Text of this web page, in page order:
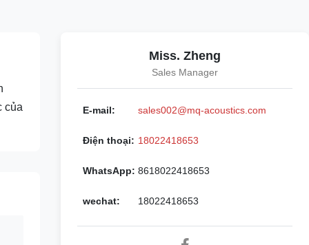
của
Miss. Zheng
Sales Manager
E-mail: sales002@mq-acoustics.com
Điện thoại: 18022418653
WhatsApp: 8618022418653
wechat: 18022418653